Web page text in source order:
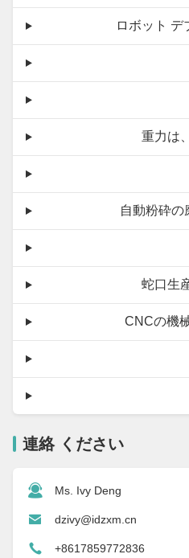
ロボット デ
重力は
自動粉砕の
蛇口生
CNCの機
連絡 ください
Ms. Ivy Deng
dzivy@idzxm.cn
+8617859772836